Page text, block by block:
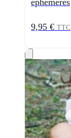
éphémères
9,95 € TTC